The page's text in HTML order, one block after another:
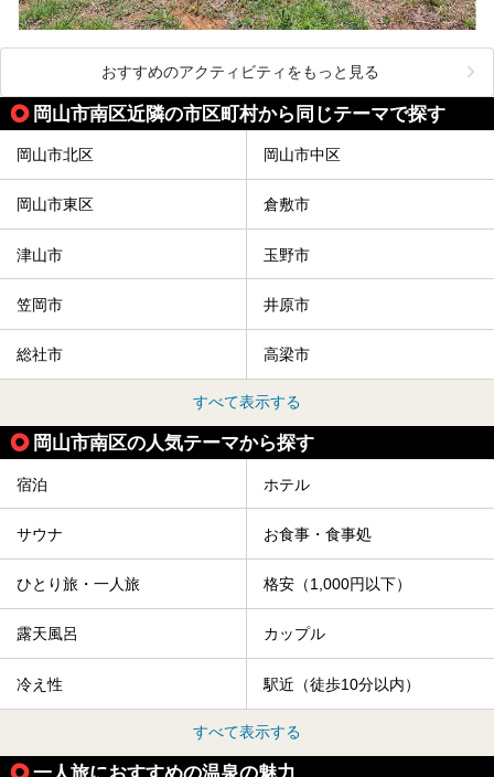
おすすめのアクティビティをもっと見る
岡山市南区近隣の市区町村から同じテーマで探す
岡山市北区 岡山市中区
岡山市東区 倉敷市
津山市 玉野市
笠岡市 井原市
総社市 高梁市
すべて表示する
岡山市南区の人気テーマから探す
宿泊 ホテル
サウナ お食事・食事処
ひとり旅・一人旅 格安（1,000円以下）
露天風呂 カップル
冷え性 駅近（徒歩10分以内）
すべて表示する
一人旅におすすめの温泉の魅力